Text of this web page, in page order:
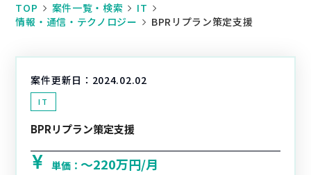
TOP 案件一覧・検索
IT
情報・通信・テクノロジー
BPRリプラン策定支援
案件更新日： 2024.02.02
IT
BPRリプラン策定支援
単価：〜220万円/月